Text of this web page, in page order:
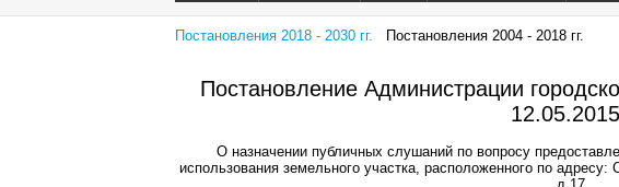
Постановления 2018 - 2030 гг. Постановления 2004 - 2018 гг.
Постановление Администрации
О назначении публичных слушаний по вопросу
использования земельного участка, расположенного по